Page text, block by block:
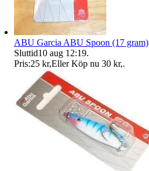
ABU Garcia ABU Spoon (17 gram)
Sluttid10 aug 12:19.
Pris:25 kr,Eller Köp nu 30 kr,.